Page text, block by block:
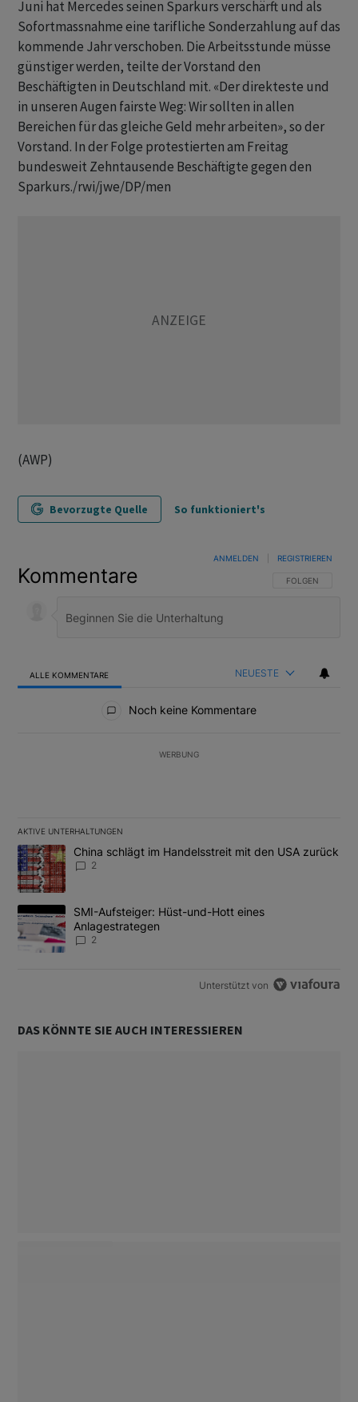
Juni hat Mercedes seinen Sparkurs verschärft und als
Sofortmassnahme eine tarifliche Sonderzahlung auf das
kommende Jahr verschoben. Die Arbeitsstunde müsse
günstiger werden, teilte der Vorstand den
Beschäftigten in Deutschland mit. «Der direkteste und
in unseren Augen fairste Weg: Wir sollten in allen
Bereichen für das gleiche Geld mehr arbeiten», so der
Vorstand. In der Folge protestierten am Freitag
bundesweit Zehntausende Beschäftigte gegen den
Sparkurs./rwi/jwe/DP/men
(AWP)
Bevorzugte Quelle So funktioniert's
Kommentare FOLGE DIESER
FOLGEN
ANMELDEN REGISTRIEREN
ALLE KOMMENTARE NEUESTE
Noch keine Kommentare
WERBUNG
AKTIVE UNTERHALTUNGEN
Das Folgende ist eine Liste der am meisten kommentierten
Ein Trendartikel mit dem Titel "China schlägt im Handelsstreit
China schlägt im Handelsstreit mit den USA zurück
2
Ein Trendartikel mit dem Titel "SMI-Aufsteiger: Hüst-und-Hott
SMI-Aufsteiger: Hüst-und-Hott eines
Anlagestrategen
2
Unterstützt von
DAS KÖNNTE SIE AUCH INTERESSIEREN